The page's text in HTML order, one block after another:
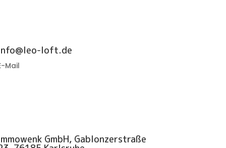
loft.de
Mail
GmbH, Gablonzerstraße